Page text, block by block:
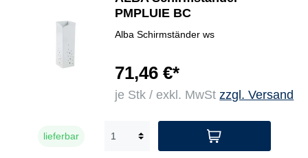
PMPLUIE BC
Alba Schirmständer ws
71,46 €*
je Stk / exkl. MwStzzgl. Versand
lieferbar